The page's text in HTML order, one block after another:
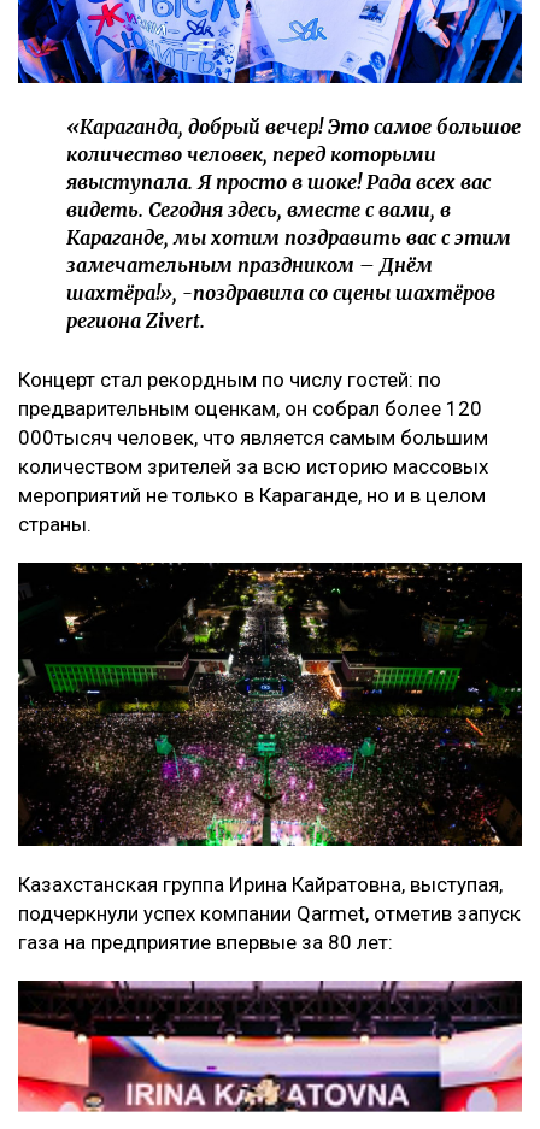
«Караганда, добрый вечер! Это самое большое
количество человек, перед которыми
явыступала. Я просто в шоке! Рада всех вас
видеть. Сегодня здесь, вместе с вами, в
Караганде, мы хотим поздравить вас с этим
замечательным праздником – Днём
шахтёра!», -поздравила со сцены шахтёров
региона Zivert.
Концерт стал рекордным по числу гостей: по
предварительным оценкам, он собрал более 120
000тысяч человек, что является самым большим
количеством зрителей за всю историю массовых
мероприятий не только в Караганде, но и в целом
страны.
Казахстанская группа Ирина Кайратовна, выступая,
подчеркнули успех компании Qarmet, отметив запуск
газа на предприятие впервые за 80 лет: